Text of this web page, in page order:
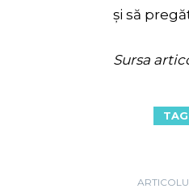
și să
Sursa